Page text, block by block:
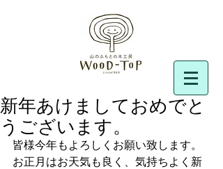
新年あけましておめでと
うございます。
皆様今年もよろしくお願い致します。
お正月はお天気も良く、気持ちよく新